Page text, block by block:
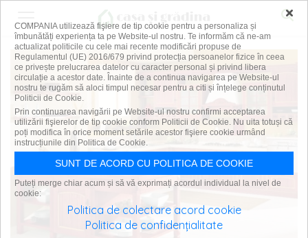
×
COMPANIA utilizează fişiere de tip cookie pentru a personaliza și
îmbunătăți experiența ta pe Website-ul nostru. Te informăm că ne-am
actualizat politicile cu cele mai recente modificări propuse de
Regulamentul (UE) 2016/679 privind protecția persoanelor fizice în ceea
ce privește prelucrarea datelor cu caracter personal și privind libera
circulație a acestor date. Înainte de a continua navigarea pe Website-ul
nostru te rugăm să aloci timpul necesar pentru a citi și înțelege conținutul
Politicii de Cookie.
Prin continuarea navigării pe Website-ul nostru confirmi acceptarea
utilizării fişierelor de tip cookie conform Politicii de Cookie. Nu uita totuși că
poți modifica în orice moment setările acestor fişiere cookie urmând
instrucțiunile din Politica de Cookie.
SUNT DE ACORD CU POLITICA DE COOKIE
Puteți merge chiar acum și să vă exprimați acordul individual la nivel de
cookie:
Politica de colectare acord cookie
Politica de confidențialitate